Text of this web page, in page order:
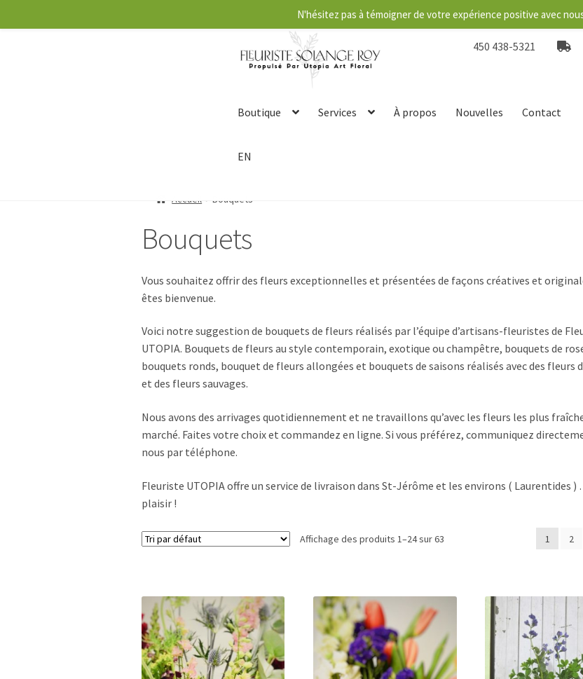
450 438-5321
Boutique Services À propos Nouvelles Contact
EN
Accueil Bouquets
Bouquets
Vous souhaitez offrir des fleurs exceptionnelles et présentées de façons créatives et
êtes bienvenue.
Voici notre suggestion de bouquets de fleurs réalisés par l’équipe d’artisans-fleuristes de
UTOPIA. Bouquets de fleurs au style contemporain, exotique ou champêtre, bouquets de
bouquets ronds, bouquet de fleurs allongées et bouquets de saisons réalisés avec des fleurs
et des fleurs sauvages.
Nous avons des arrivages quotidiennement et ne travaillons qu’avec les fleurs les plus
marché. Faites votre choix et commandez en ligne. Si vous préférez, communiquez
nous par téléphone.
Fleuriste UTOPIA offre un service de livraison dans St-Jérôme et les environs ( Laurentides )
plaisir !
Affichage des produits 1–24 sur 63 1 2
N'hésitez pas à témoigner de votre expérience positive avec